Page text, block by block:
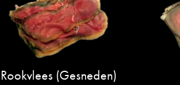
Rookvlees (gesneden)